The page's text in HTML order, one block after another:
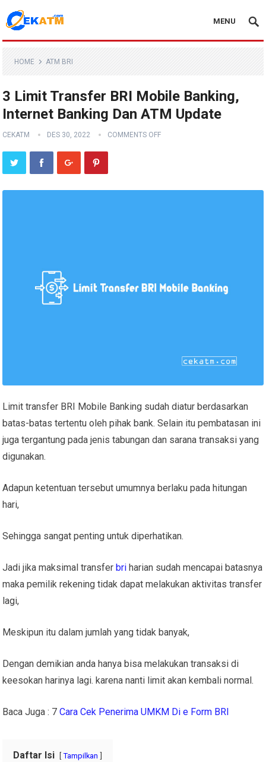
MENU
HOME ATM BRI
3 Limit Transfer BRI Mobile Banking,
Internet Banking Dan ATM Update
CEKATM DES 30, 2022 COMMENTS OFF
Limit transfer BRI Mobile Banking sudah diatur berdasarkan
batas-batas tertentu oleh pihak bank. Selain itu pembatasan ini
juga tergantung pada jenis tabungan dan sarana transaksi yang
digunakan.
Adapun ketentuan tersebut umumnya berlaku pada hitungan
hari,
Sehingga sangat penting untuk diperhatikan.
Jadi jika maksimal transfer bri harian sudah mencapai batasnya
maka pemilik rekening tidak dapat melakukan aktivitas transfer
lagi,
Meskipun itu dalam jumlah yang tidak banyak,
Dengan demikian anda hanya bisa melakukan transaksi di
keesokan harinya lagi. karena nanti limit akan kembali normal.
Baca Juga : 7Cara Cek Penerima UMKM Di e Form BRI
Daftar Isi Tampilkan